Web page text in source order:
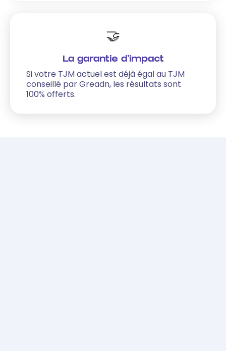
🤝
La garantie d'impact
Si votre TJM actuel est déjà égal au TJM
conseillé par Greadn, les résultats sont
100% offerts.